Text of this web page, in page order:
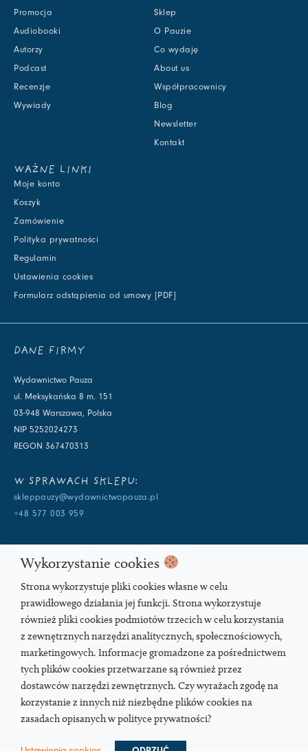
Promocja
Audiobooki
Autorzy
Podcast
Recenzje
Wywiady
Sklep
O Pauzie
Co wydaję
About us
Współpracownicy
Blog
Newsletter
Kontakt
WAŻNE LINKI
Moje konto
Koszyk
Zamówienie
Polityka prywatności
Regulamin
Ustawienia cookies
Formularz odstąpienia od umowy [PDF]
DANE FIRMY
Wydawnictwo Pauza
ul. Meksykańska 8 m. 151
03-948 Warszawa, Polska
NIP 5252024273
REGON 367470313
W SPRAWACH SKLEPU:
skleppauzy@wydawnictwopauza.pl
+48 577 003 959
info@wydawnictwopauza.pl
+48 501 177 119 (czynny w dni powszednie w godzinach 11-15,
proszę o wysłanie wiadomości SMS, gdybym nie odbierała)
SOCIAL MEDIA
PODCAST
Wykorzystanie cookies
Strona wykorzystuje pliki cookies własne w celu
prawidłowego działania jej funkcji. Strona wykorzystuje
również pliki cookies podmiotów trzecich w celu korzystania
z zewnętrznych narzędzi analitycznych, społecznościowych,
marketingowych. Informacje gromadzone za pośrednictwem
tych plików cookies przetwarzane są również przez
dostawców narzędzi zewnętrznych. Czy wyrażach zgodę na
korzystanie z innych niż niezbędne plików cookies na
zasadach opisanych w polityce prywatności?